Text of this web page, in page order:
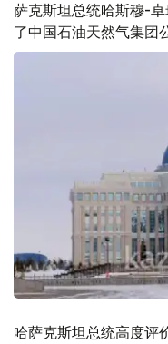
萨克斯坦总统哈斯穆-
了中国石油天然气集团
哈萨克斯坦总统高度评